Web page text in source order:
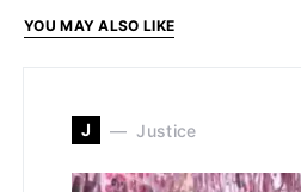
YOU MAY ALSO LIKE
J Justice